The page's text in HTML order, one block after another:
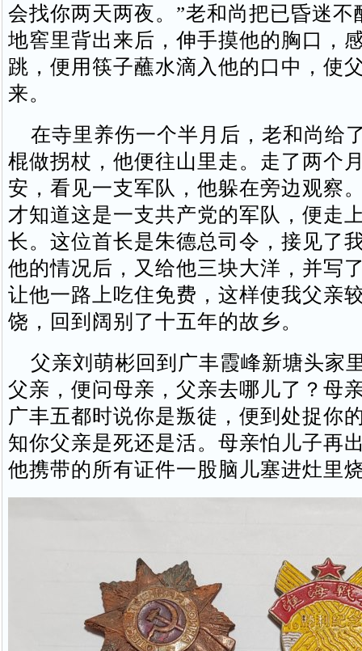
会找你两天两夜。”老和尚把已昏迷不
地窖里背出来后，伸手摸他的胸口，
跳，便用筷子蘸水滴入他的口中，使
来。
在寺里养伤一个半月后，老和尚给
棍做拐杖，他便往山里走。走了两个
安，看见一支军队，他躲在旁边观察
才知道这是一支共产党的军队，便走
长。这位首长是朱德总司令，接见了
他的情况后，又给他三块大洋，并写
让他一路上吃住免费，这样使我父亲
饶，回到阔别了十五年的故乡。
父亲刘萌彬回到广丰霞峰新塘头家
父亲，便问母亲，父亲去哪儿了？母
广丰五都时说你是叛徒，便到处捉你
知你父亲是死还是活。母亲怕儿子再
他携带的所有证件一股脑儿塞进灶里